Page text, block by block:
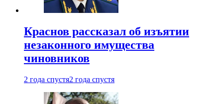
Краснов рассказал об изъятии
незаконного имущества
чиновников
2 года спустя2 года спустя